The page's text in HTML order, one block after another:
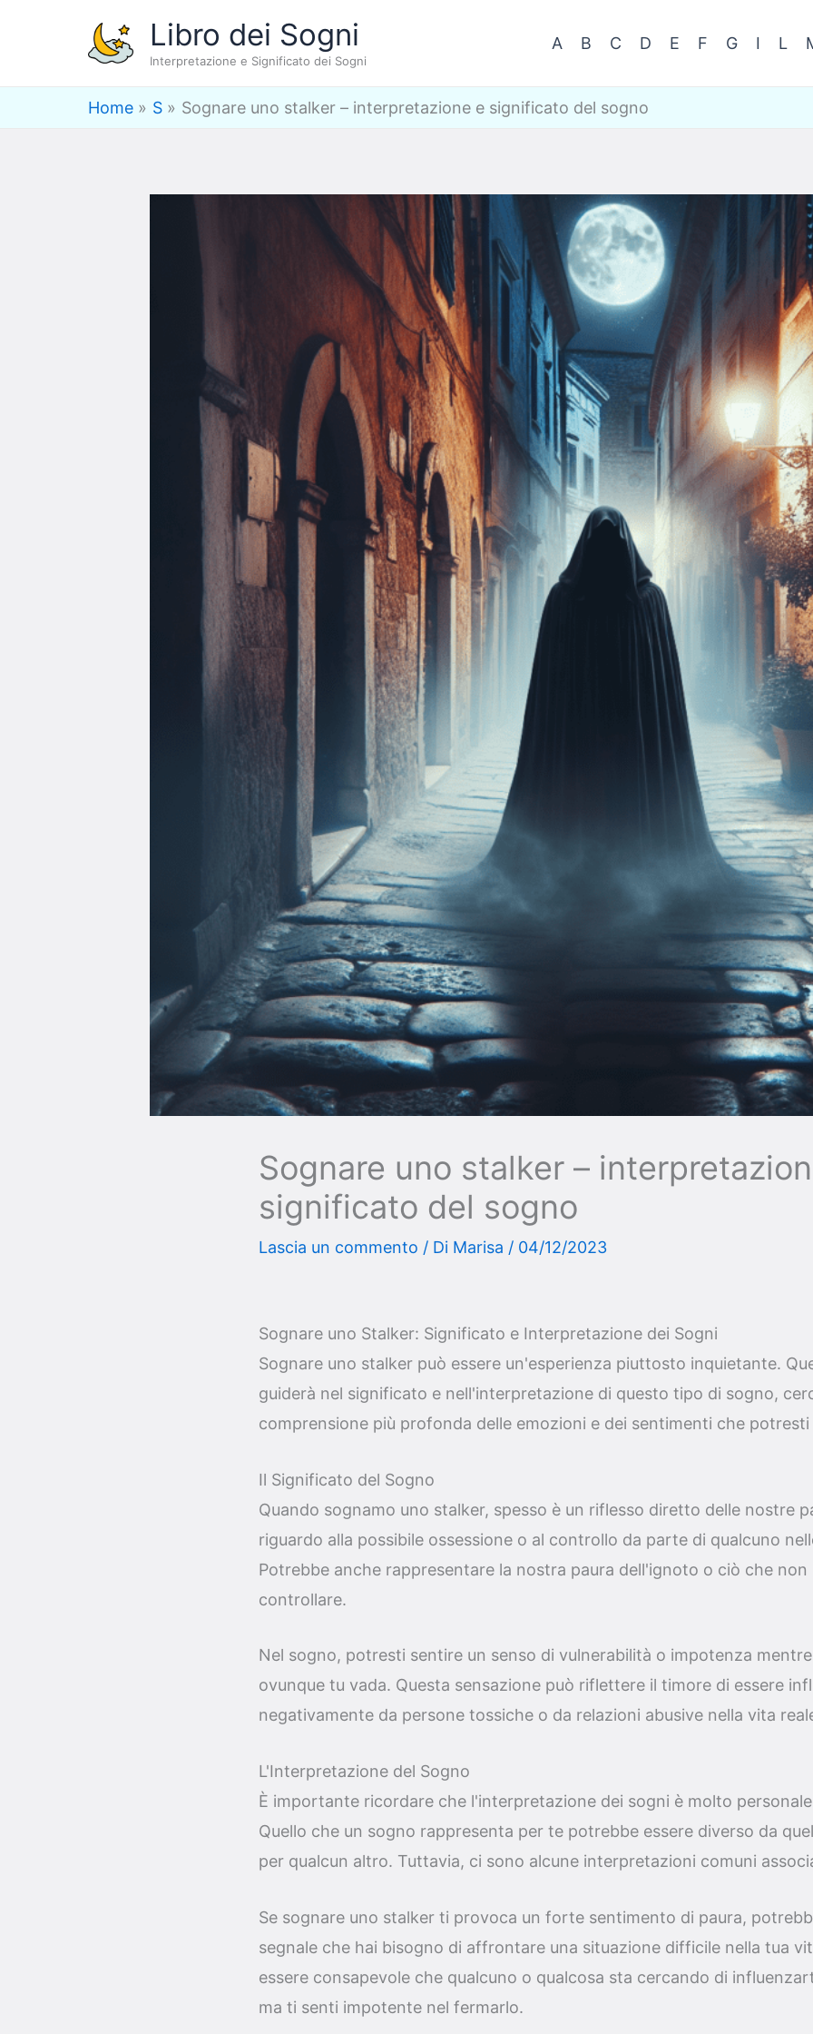
Libro dei Sogni
Interpretazione e Significato dei Sogni
A B C D E F G I L
Home S Sognare uno stalker – interpretazione e significato del sogno
Sognare uno stalker –
significato del sogno
Lascia un commento / Di Marisa / 04/12/2023
Sognare uno Stalker: Significato e Interpretazione dei Sogni
Sognare uno stalker può essere un'esperienza piuttosto inquietante.
guiderà nel significato e nell'interpretazione di questo tipo di sogno,
comprensione più profonda delle emozioni e dei sentimenti che
Il Significato del Sogno
Quando sognamo uno stalker, spesso è un riflesso diretto delle nostre
riguardo alla possibile ossessione o al controllo da parte di qualcuno
Potrebbe anche rappresentare la nostra paura dell'ignoto o ciò che non
controllare.
Nel sogno, potresti sentire un senso di vulnerabilità o impotenza
ovunque tu vada. Questa sensazione può riflettere il timore di essere
negativamente da persone tossiche o da relazioni abusive nella vita
L'Interpretazione del Sogno
È importante ricordare che l'interpretazione dei sogni è molto
Quello che un sogno rappresenta per te potrebbe essere diverso da
per qualcun altro. Tuttavia, ci sono alcune interpretazioni comuni
Se sognare uno stalker ti provoca un forte sentimento di paura,
segnale che hai bisogno di affrontare una situazione difficile nella tua
essere consapevole che qualcuno o qualcosa sta cercando di
ma ti senti impotente nel fermarlo.